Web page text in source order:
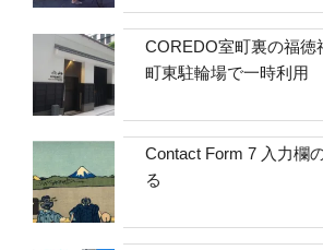
COREDO室町裏の福徳
町東駐輪場で一時利用
Contact Form 7 入力欄
る